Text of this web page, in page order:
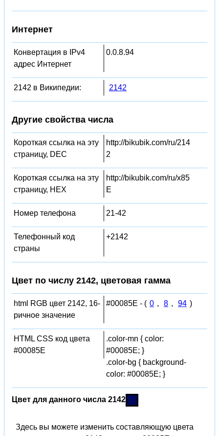
Интернет
Конвертация в IPv4
адрес Интернет
0.0.8.94
2142 в Википедии: 2142
Другие свойства числа
Короткая ссылка на эту
страницу, DEC
http://bikubik.com/ru/214
2
Короткая ссылка на эту
страницу, HEX
http://bikubik.com/ru/x85
E
Номер телефона 21-42
Телефонный код
страны
+2142
Цвет по числу 2142, цветовая гамма
html RGB цвет 2142, 16-
ричное значение
#00085E - ( 0 , 8 , 94 )
HTML CSS код цвета
#00085E
.color-mn { color:
#00085E; }
.color-bg { background-
color: #00085E; }
Цвет для данного числа 2142
Здесь вы можете изменить составляющую цвета